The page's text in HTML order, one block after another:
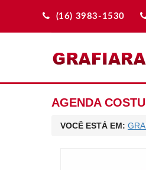
(16) 3983-1530
AGENDA
VOCÊ ESTÁ EM: